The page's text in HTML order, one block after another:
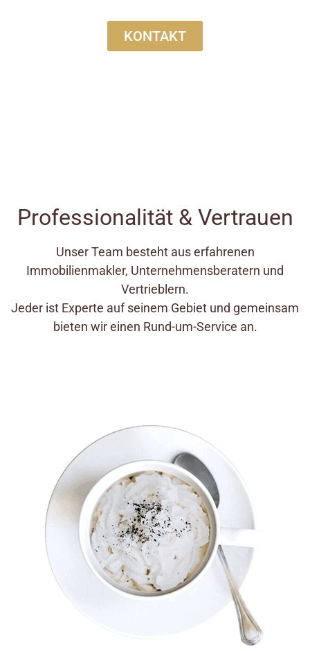
KONTAKT
Professionalität & Vertrauen
Unser Team besteht aus erfahrenen
Immobilienmakler, Unternehmensberatern und
Vertrieblern.
Jeder ist Experte auf seinem Gebiet und gemeinsam
bieten wir einen Rund-um-Service an.